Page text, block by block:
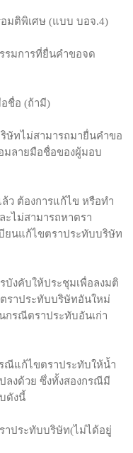
อมติพิเศษ (แบบ บอจ.4)
รมการที่ยื่นคำขอจด
อชื่อ (ถ้ามี)
ษัทไม่สามารถมายื่นคำขอ
มลายมือชื่อของผู้มอบ
ว ต้องการแก้ไข หรือทำ
ไม่สามารถหาตรา
ยนแก้ไขตราประทับบริษัท
งคับให้ประชุมเพื่อลงมติ
ราประทับบริษัทอันใหม่
กรณีตราประทับอันเก่า
ณีแก้ไขตราประทับให้น้ำ
ลงด้วย ซึ่งทั้งสองกรณีมี
ดังนี้
าประทับบริษัท(ไม่ได้อยู่